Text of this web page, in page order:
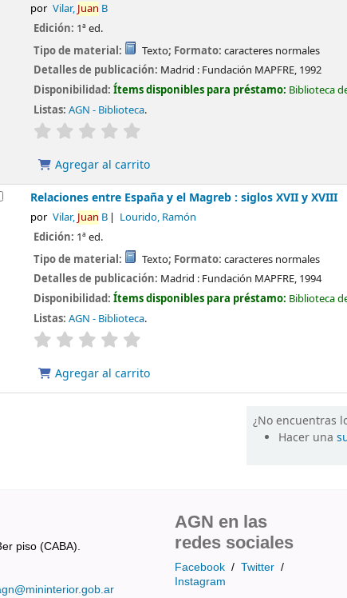
por Vilar, Juan B
Edición: 1ª ed.
Tipo de material:
Texto; Formato: caracteres normales
Detalles de publicación: Madrid : Fundación MAPFRE, 1992
Disponibilidad:Ítems disponibles para préstamo: Biblioteca
Listas: AGN - Biblioteca.
valoración
Agregar al carrito
Relaciones entre España y el Magreb : siglos XVII y XVIII
por Vilar, Juan B Lourido, Ramón
Edición: 1ª ed.
Tipo de material:
Texto; Formato: caracteres normales
Detalles de publicación: Madrid : Fundación MAPFRE, 1994
Disponibilidad:Ítems disponibles para préstamo: Biblioteca
Listas: AGN - Biblioteca.
valoración
Agregar al carrito
¿No encuentras
Hacer una
piso (CABA).
AGN en las
redes sociales
Facebook / Twitter /
Instagram